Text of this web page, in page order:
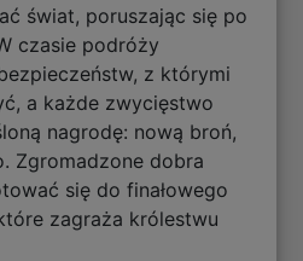
świat, poruszając się po
czasie podróży
z którymi
a każde zwycięstwo
nagrodę: nową broń,
Zgromadzone dobra
się do finałowego
zagraża królestwu